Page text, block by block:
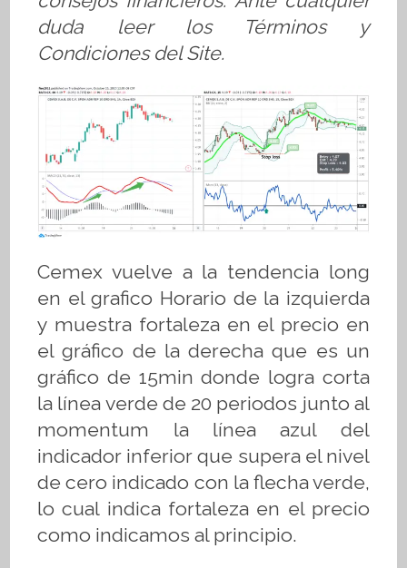
duda leer los Términos y
Condiciones del Site.
Cemex vuelve a la tendencia long
en el grafico Horario de la izquierda
y muestra fortaleza en el precio en
el gráfico de la derecha que es un
gráfico de 15min donde logra corta
la línea verde de 20 periodos junto al
momentum la línea azul del
indicador inferior que supera el nivel
de cero indicado con la flecha verde,
lo cual indica fortaleza en el precio
como indicamos al principio.